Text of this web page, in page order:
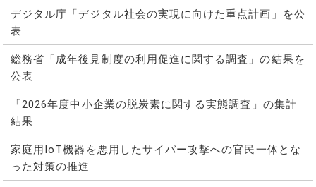
デジタル庁「デジタル社会の実現に向けた重点計画」を公
表
総務省「成年後見制度の利用促進に関する調査」の結果を
公表
「2026年度中小企業の脱炭素に関する実態調査」の集計
結果
家庭用IoT機器を悪用したサイバー攻撃への官民一体とな
った対策の推進